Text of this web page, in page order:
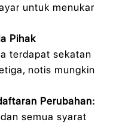
untuk menukar
Pihak
terdapat sekatan
notis mungkin
Perubahan:
semua syarat